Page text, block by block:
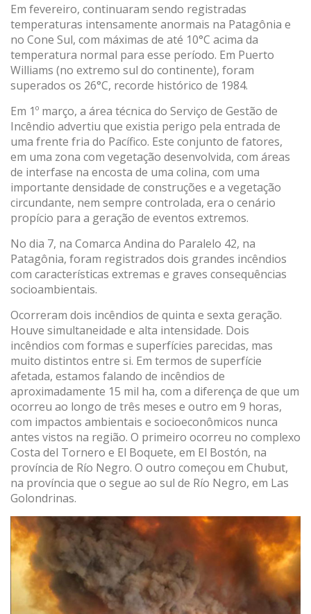
Em fevereiro, continuaram sendo registradas
temperaturas intensamente anormais na Patagônia e
no Cone Sul, com máximas de até 10°C acima da
temperatura normal para esse período. Em Puerto
Williams (no extremo sul do continente), foram
superados os 26°C, recorde histórico de 1984.
Em 1º março, a área técnica do Serviço de Gestão de
Incêndio advertiu que existia perigo pela entrada de
uma frente fria do Pacífico. Este conjunto de fatores,
em uma zona com vegetação desenvolvida, com áreas
de interfase na encosta de uma colina, com uma
importante densidade de construções e a vegetação
circundante, nem sempre controlada, era o cenário
propício para a geração de eventos extremos.
No dia 7, na Comarca Andina do Paralelo 42, na
Patagônia, foram registrados dois grandes incêndios
com características extremas e graves consequências
socioambientais.
Ocorreram dois incêndios de quinta e sexta geração.
Houve simultaneidade e alta intensidade. Dois
incêndios com formas e superfícies parecidas, mas
muito distintos entre si. Em termos de superfície
afetada, estamos falando de incêndios de
aproximadamente 15 mil ha, com a diferença de que um
ocorreu ao longo de três meses e outro em 9 horas,
com impactos ambientais e socioeconômicos nunca
antes vistos na região. O primeiro ocorreu no complexo
Costa del Tornero e El Boquete, em El Bostón, na
província de Río Negro. O outro começou em Chubut,
na província que o segue ao sul de Río Negro, em Las
Golondrinas.
através da observação contínua de seus hábitos de
navegação. Graças a eles, podemos conhecer os hábitos
de navegação no site e exibir publicidade relacionada ao
perfil de navegação do usuário.